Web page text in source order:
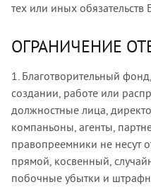
тех или иных обязательств
ОГРАНИЧЕНИЕ
1. Благотворительный
создании, работе или
должностные лица,
компаньоны, агенты,
правопреемники не несут
прямой, косвенный,
побочные убытки и